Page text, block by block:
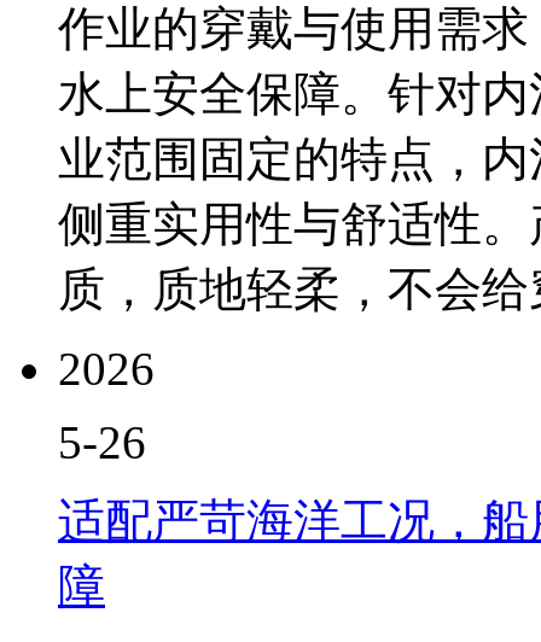
作业的穿戴与使用需
水上安全保障。针对
业范围固定的特点，
侧重实用性与舒适性
质，质地轻柔，不会给
2026
5-26
适配严苛海洋工况，
障